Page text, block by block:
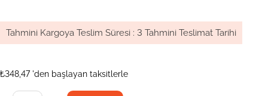
Tahmini Kargoya Teslim Süresi : 3 Tahmini Teslimat Tarihi
₺348,47 'den başlayan taksitlerle